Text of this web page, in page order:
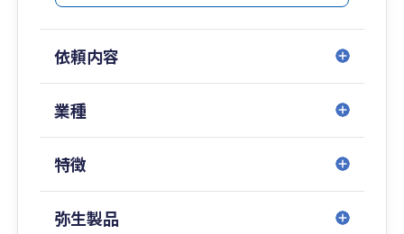
依頼内容
業種
特徴
弥生製品